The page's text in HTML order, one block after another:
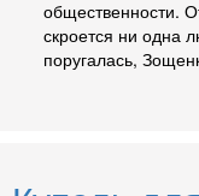
общественности.
скроется ни одна
поругалась,